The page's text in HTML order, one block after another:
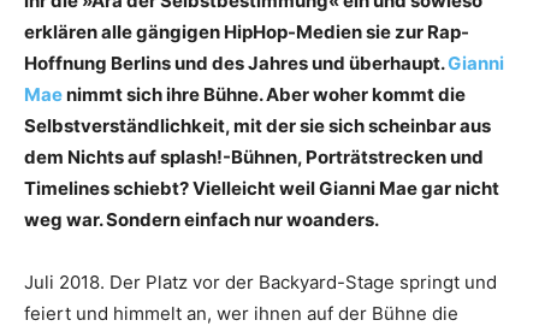
erklären alle gängigen HipHop-Medien sie zur Rap-
Hoffnung Berlins und des Jahres und überhaupt.Gianni
Maenimmt sich ihre Bühne. Aber woher kommt die
Selbstverständlichkeit, mit der sie sich scheinbar aus
dem Nichts auf splash!-Bühnen, Porträtstrecken und
Timelines schiebt? Vielleicht weil Gianni Mae gar nicht
weg war. Sondern einfach nur woanders.
Juli 2018. Der Platz vor der Backyard-Stage springt und
feiert und himmelt an, wer ihnen auf der Bühne die